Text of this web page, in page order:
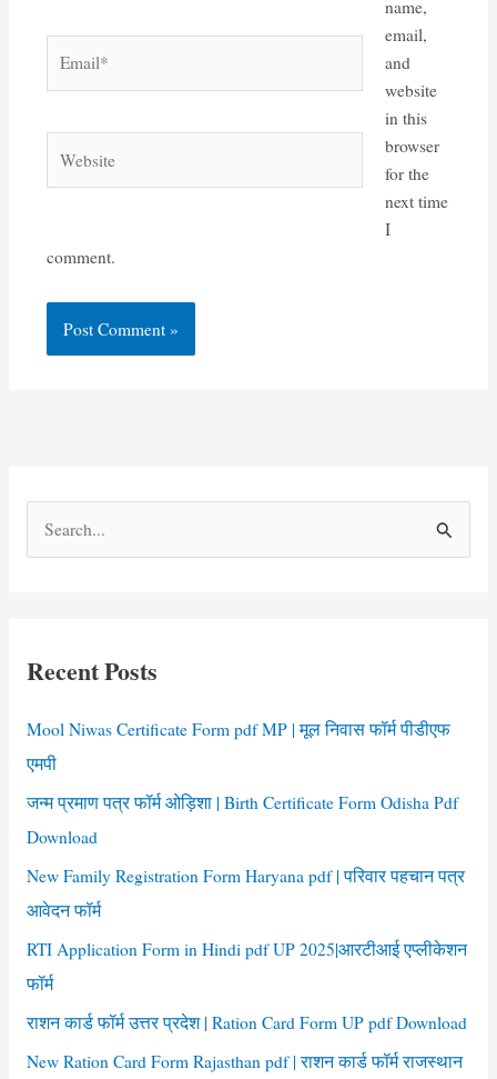
name,
email,
and
website
in this
browser
for the
next time
I
comment.
e
f
o
r
:
Recent Posts
Mool Niwas Certificate Form pdf MP | मूल निवास फॉर्म पीडीएफ
एमपी
जन्म प्रमाण पत्र फॉर्म ओड़िशा | Birth Certificate Form Odisha Pdf
Download
New Family Registration Form Haryana pdf | परिवार पहचान पत्र
आवेदन फॉर्म
RTI Application Form in Hindi pdf UP 2025|आरटीआई एप्लीकेशन
फॉर्म
राशन कार्ड फॉर्म उत्तर प्रदेश | Ration Card Form UP pdf Download
New Ration Card Form Rajasthan pdf | राशन कार्ड फॉर्म राजस्थान